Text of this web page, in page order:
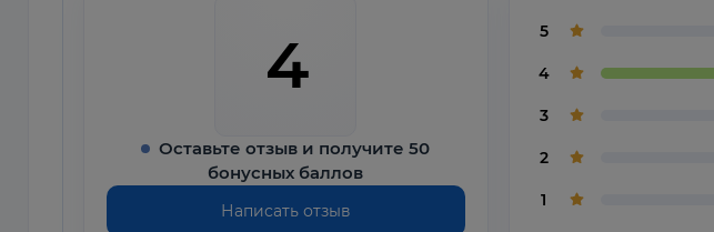
4
Оставьте отзыв и получите 50
бонусных баллов
Написать отзыв
5
4
3
2
1